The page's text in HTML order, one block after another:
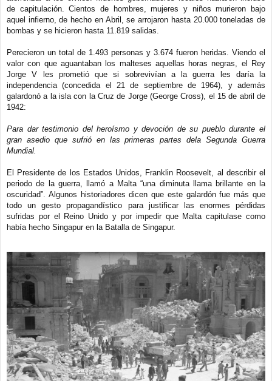
de capitulación. Cientos de hombres, mujeres y niños murieron bajo
aquel infierno, de hecho en Abril, se arrojaron hasta 20.000 toneladas de
bombas y se hicieron hasta 11.819 salidas.
Perecieron un total de 1.493 personas y 3.674 fueron heridas. Viendo el
valor con que aguantaban los malteses aquellas horas negras, el Rey
Jorge V les prometió que si sobrevivían a la guerra les daría la
independencia (concedida el 21 de septiembre de 1964), y además
galardonó a la isla con la Cruz de Jorge (George Cross), el 15 de abril de
1942:
Para dar testimonio del heroísmo y devoción de su pueblo durante el
gran asedio que sufrió en las primeras partes dela Segunda Guerra
Mundial.
El Presidente de los Estados Unidos, Franklin Roosevelt, al describir el
periodo de la guerra, llamó a Malta “una diminuta llama brillante en la
oscuridad”. Algunos historiadores dicen que este galardón fue más que
todo un gesto propagandístico para justificar las enormes pérdidas
sufridas por el Reino Unido y por impedir que Malta capitulase como
había hecho Singapur en la Batalla de Singapur.